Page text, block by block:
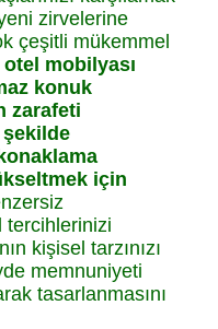
zirvelerine
çeşitli mükemmel
mobilyası
konuk
zarafeti
için
tercihlerinizi
kişisel tarzınızı
memnuniyeti
tasarlanmasını